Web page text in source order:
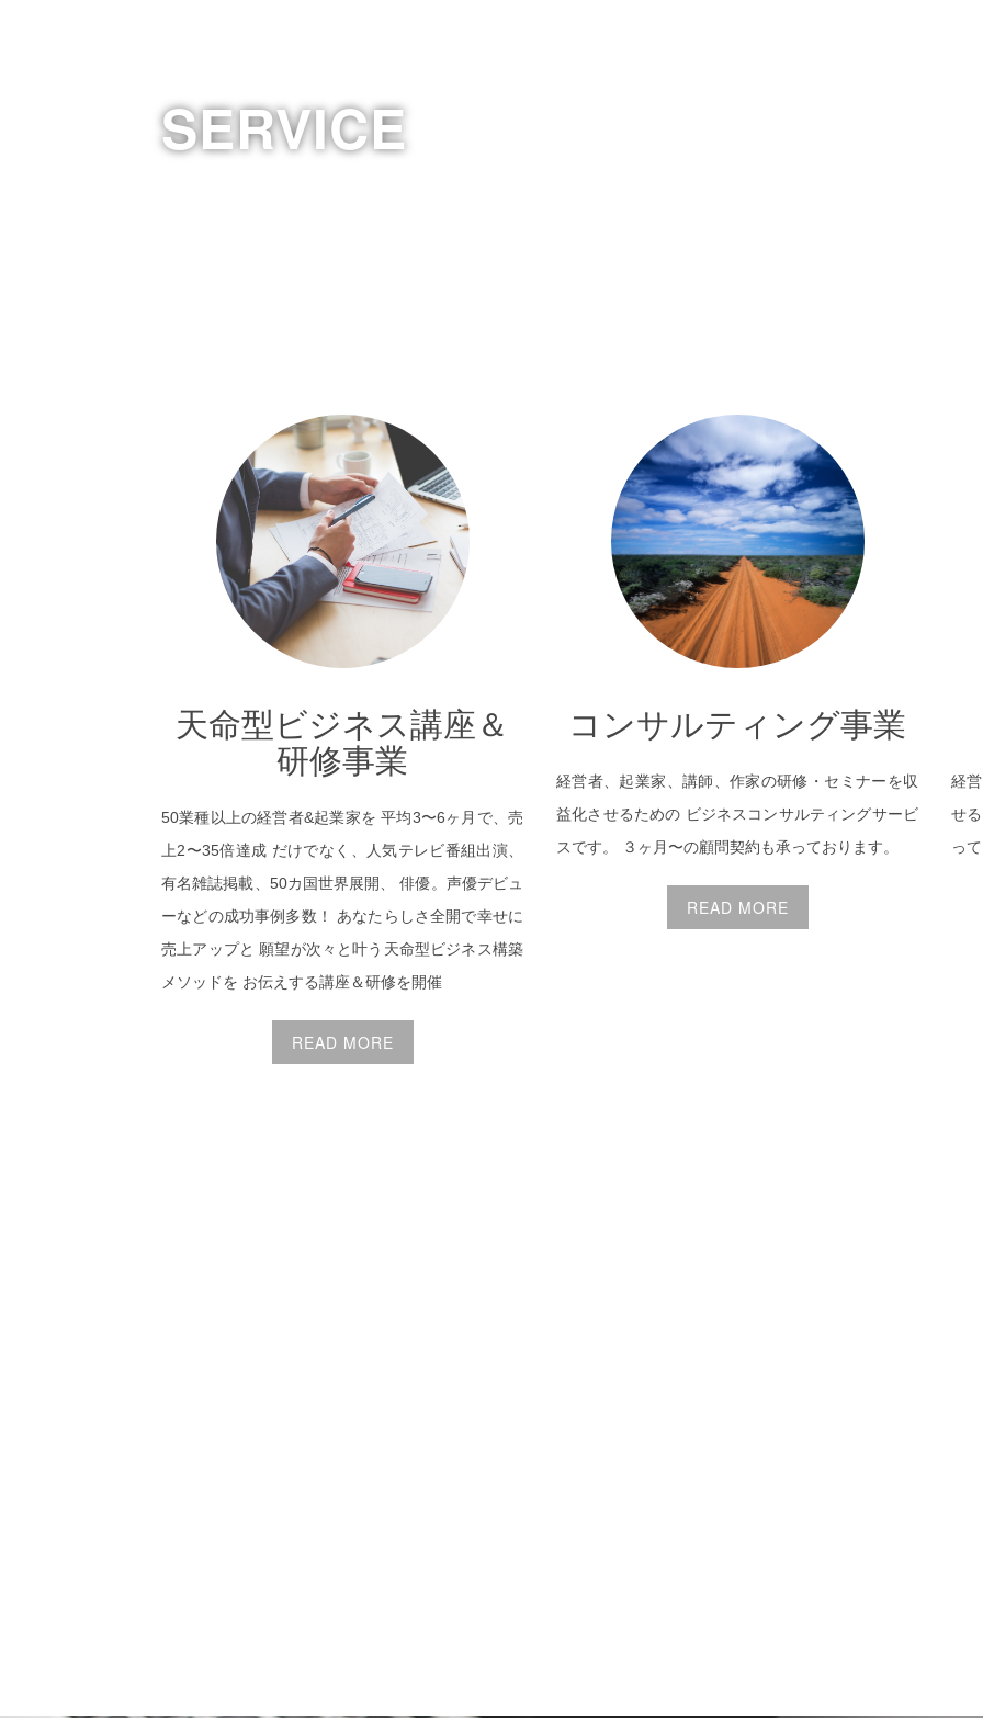
SERVICE
天命型ビジネス講座＆
研修事業
50業種以上の経営者&起業家を 平均3〜6ヶ月で、売
上2〜35倍達成 だけでなく、人気テレビ番組出演、
有名雑誌掲載、50カ国世界展開、 俳優。声優デビュ
ーなどの成功事例多数！ あなたらしさ全開で幸せに
売上アップと 願望が次々と叶う天命型ビジネス構築
メソッドを お伝えする講座＆研修を開催
READ MORE
コンサルティング事業
経営者、起業家、講師、作家の研修・セミナーを収
益化させるための ビジネスコンサルティングサービ
スです。 ３ヶ月〜の顧問契約も承っております。
READ MORE
経
せ
っ